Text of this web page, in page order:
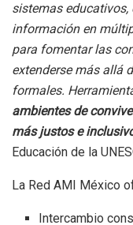
sistemas
información en
para fomentar las
extenderse más allá
formales.
ambientes de
más justos e
Educación de la
La Red AMI México
Intercambio